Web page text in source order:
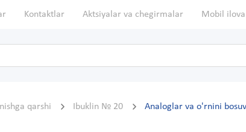
Kontaktlar Aktsiyalar va chegirmalar Mobil ilova
qarshi Ibuklin № 20 Analoglar va o'rnini